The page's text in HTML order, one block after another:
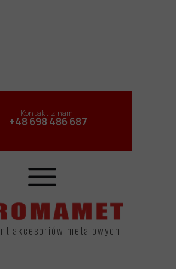
akcesoriów metalowych
+48 698 486 687
Kontakt z nami